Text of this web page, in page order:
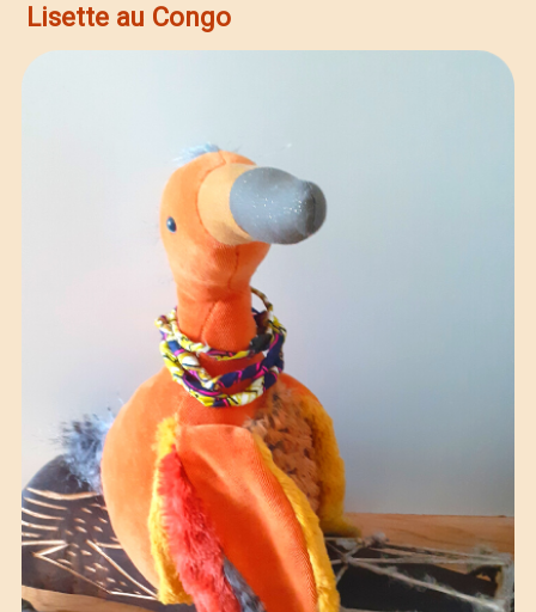
Lisette au Congo